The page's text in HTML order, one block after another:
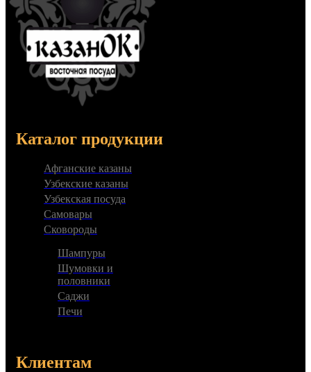
Каталог продукции
Афганские казаны
Узбекские казаны
Узбекская посуда
Самовары
Сковороды
Шампуры
Шумовки и
половники
Саджи
Печи
Клиентам